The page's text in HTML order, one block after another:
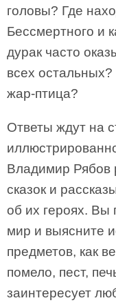
головы? Где
Бессмертного и
дурак часто
всех
жар-птица?
Ответы ждут на
Владимир Рябов
сказок и
об их героях. Вы
мир и выясните
предметов, как
помело, пест,
заинтересует